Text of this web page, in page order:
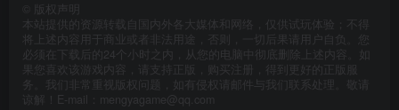
版权声明
本站提供的资源转载自国内外各大媒体和网络，仅供试玩体验；不得
将上述内容用于商业或者非法用途，否则，一切后果请用户自负。您
必须在下载后的24个小时之内，从您的电脑中彻底删除上述内容。如
果您喜欢该游戏内容，请支持正版，购买注册，得到更好的正版服
务。我们非常重视版权问题，如有侵权请邮件与我们联系处理。敬请
谅解！E-mail：mengyagame@qq.com